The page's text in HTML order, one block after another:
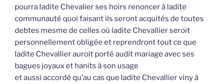
pourra ladite Chevalier ses hoirs renoncer à ladite
communauté quoi faisant ils seront acquités de toutes
debtes mesme de celles où ladite Chevallier seroit
personnellement obligée et reprendront tout ce que
ladite Chevallier auroit porté audit mariage avec ses
bagues joyaux et hanits à son usage
et aussi accordé qu’au cas que ladite Chevallier viny à